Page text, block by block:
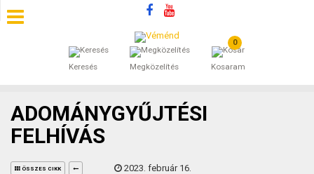
Keresés Megközelítés
0
Kosaram
SZÁLLÁSOK
ÁLTALÁNOS SZERZŐDÉSI FELTÉTELEK
KINCSES BARANYA VÉMÉND
ADOMÁNYGYŰJTÉSI
FELHÍVÁS
ÖSSZES CIKK 2023. február 16.